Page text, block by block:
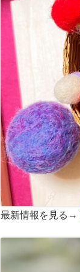
最新情報を見る→